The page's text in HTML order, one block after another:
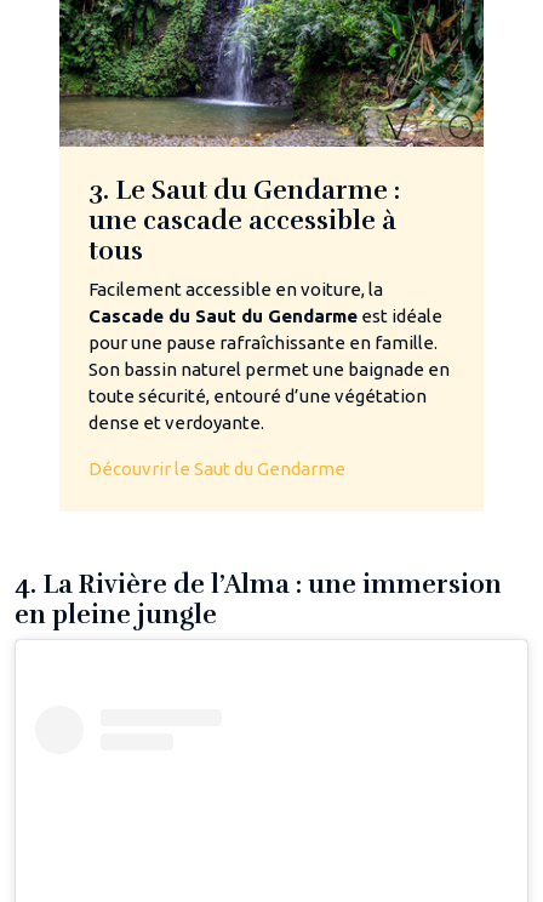
3. Le Saut du Gendarme :
une cascade accessible à
tous
Facilement accessible en voiture, la
Cascade du Saut du Gendarme est idéale
pour une pause rafraîchissante en famille.
Son bassin naturel permet une baignade en
toute sécurité, entouré d’une végétation
dense et verdoyante.
Découvrir le Saut du Gendarme
4. La Rivière de l’Alma : une immersion
en pleine jungle